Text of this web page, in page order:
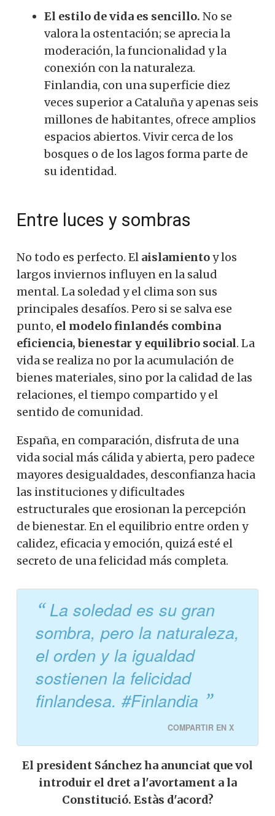
El estilo de vida es sencillo. No se
valora la ostentación; se aprecia la
moderación, la funcionalidad y la
conexión con la naturaleza.
Finlandia, con una superficie diez
veces superior a Cataluña y apenas seis
millones de habitantes, ofrece amplios
espacios abiertos. Vivir cerca de los
bosques o de los lagos forma parte de
su identidad.
Entre luces y sombras
No todo es perfecto. El aislamientoy los
largos inviernos influyen en la salud
mental. La soledad y el clima son sus
principales desafíos. Pero si se salva ese
punto, el modelo finlandés combina
eficiencia, bienestar y equilibrio social. La
vida se realiza no por la acumulación de
bienes materiales, sino por la calidad de las
relaciones, el tiempo compartido y el
sentido de comunidad.
España, en comparación, disfruta de una
vida social más cálida y abierta, pero padece
mayores desigualdades, desconfianza hacia
las instituciones y dificultades
estructurales que erosionan la percepción
de bienestar. En el equilibrio entre orden y
calidez, eficacia y emoción, quizá esté el
secreto de una felicidad más completa.
La soledad es su gran
sombra, pero la naturaleza,
el orden y la igualdad
sostienen la felicidad
finlandesa. #Finlandia
COMPARTIR EN X
El president Sánchez ha anunciat que vol
introduir el dret a l'avortament a la
Constitució. Estàs d'acord?